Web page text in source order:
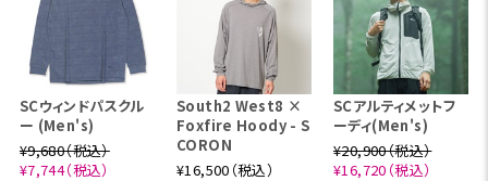
SCウィンドパスクル
ー (Men's)
¥9,680（税込）
¥7,744（税込）
South2 West8 ×
Foxfire Hoody - S
CORON
¥16,500（税込）
SCアルティメットフ
ーディ(Men's)
¥20,900（税込）
¥16,720（税込）